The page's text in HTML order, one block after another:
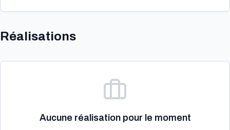
Réalisations
Aucune réalisation pour le moment